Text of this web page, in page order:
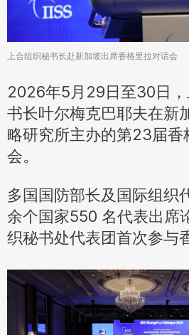
上合组织秘书长赴新加坡出席香格里拉对话会
2026年5月29日至30日
书长叶尔梅克巴耶夫在新
略研究所主办的第23届香
会。
多国国防部长及国际组织
余个国家550 名代表出席
织秘书处代表团首次参与